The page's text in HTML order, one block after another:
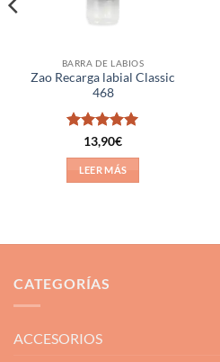
BARRA DE LABIOS
Zao Recarga labial Classic
468
Valorado
con5de 5
13,90€
LEER MÁS
CATEGORÍAS
ACCESORIOS